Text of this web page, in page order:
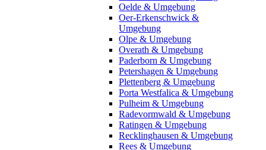
Oelde & Umgebung
Oer-Erkenschwick &
Umgebung
Olpe & Umgebung
Overath & Umgebung
Paderborn & Umgebung
Petershagen & Umgebung
Plettenberg & Umgebung
Porta Westfalica & Umgebung
Pulheim & Umgebung
Radevormwald & Umgebung
Ratingen & Umgebung
Recklinghausen & Umgebung
Rees & Umgebung